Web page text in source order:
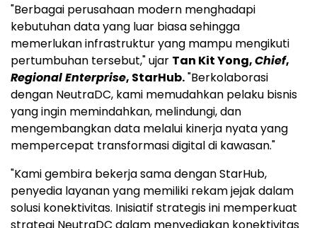
"Berbagai perusahaan modern menghadapi
kebutuhan data yang luar biasa sehingga
memerlukan infrastruktur yang mampu mengikuti
pertumbuhan tersebut," ujar Tan Kit Yong,Chief,
Regional Enterprise, StarHub."Berkolaborasi
dengan NeutraDC, kami memudahkan pelaku bisnis
yang ingin memindahkan, melindungi, dan
mengembangkan data melalui kinerja nyata yang
mempercepat transformasi digital di kawasan."
"Kami gembira bekerja sama dengan StarHub,
penyedia layanan yang memiliki rekam jejak dalam
solusi konektivitas. Inisiatif strategis ini memperkuat
strategi NeutraDC dalam menyediakan konektivitas